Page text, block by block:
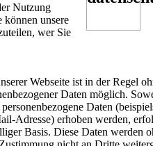
Nutzung
können unsere
wer Sie
Webseite ist in der Regel
Daten möglich.
Daten
Adresse) erhoben werden,
Basis. Diese Daten werden